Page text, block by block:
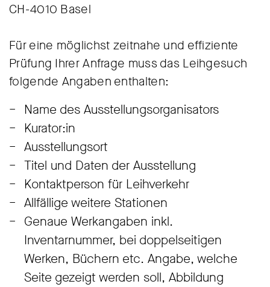
CH-4010 Basel
Für eine möglichst zeitnahe und effiziente
Prüfung Ihrer Anfrage muss das Leihgesuch
folgende Angaben enthalten:
Name des Ausstellungsorganisators
Kurator:in
Ausstellungsort
Titel und Daten der Ausstellung
Kontaktperson für Leihverkehr
Allfällige weitere Stationen
Genaue Werkangaben inkl.
Inventarnummer, bei doppelseitigen
Werken, Büchern etc. Angabe, welche
Seite gezeigt werden soll, Abbildung